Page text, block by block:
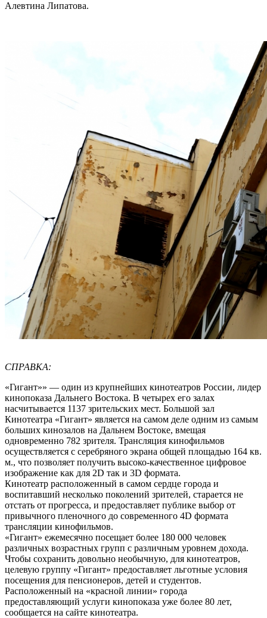
Алевтина Липатова.
СПРАВКА:
«Гигант»» — один из крупнейших кинотеатров России, лидер
кинопоказа Дальнего Востока. В четырех его залах
насчитывается 1137 зрительских мест. Большой зал
Кинотеатра «Гигант» является на самом деле одним из самым
больших кинозалов на Дальнем Востоке, вмещая
одновременно 782 зрителя. Трансляция кинофильмов
осуществляется с серебряного экрана общей площадью 164 кв.
м., что позволяет получить высоко-качественное цифровое
изображение как для 2D так и 3D формата.
Кинотеатр расположенный в самом сердце города и
воспитавший несколько поколений зрителей, старается не
отстать от прогресса, и предоставляет публике выбор от
привычного пленочного до современного 4D формата
трансляции кинофильмов.
«Гигант» ежемесячно посещает более 180 000 человек
различных возрастных групп с различным уровнем дохода.
Чтобы сохранить довольно необычную, для кинотеатров,
целевую группу «Гигант» предоставляет льготные условия
посещения для пенсионеров, детей и студентов.
Расположенный на «красной линии» города
предоставляющий услуги кинопоказа уже более 80 лет,
сообщается на сайте кинотеатра.